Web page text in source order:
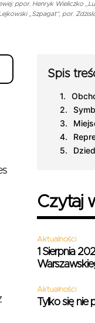
ppor. Henryk Wieliczko
„Szpagat”, por.
Spis
Czytaj
Aktualności
1 Sierpnia
Aktualności
Tylko się nie